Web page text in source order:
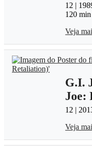
12 |
120 min
Veja
G.I.
Joe:
12 |
Veja